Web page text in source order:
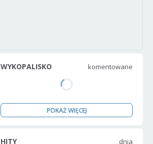
WYKOPALISKO komentowane
POKAŻ WIĘCEJ
HITY dnia